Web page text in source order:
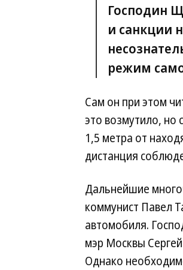
Господин
и санкции
режим
Сам он при этом
это возмутило, но
1,5 метра от
дистанция
Дальнейшие
коммунист Павел
автомобиля.
мэр Москвы
Однако